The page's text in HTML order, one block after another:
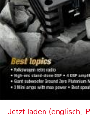
Jetzt laden (englisch,